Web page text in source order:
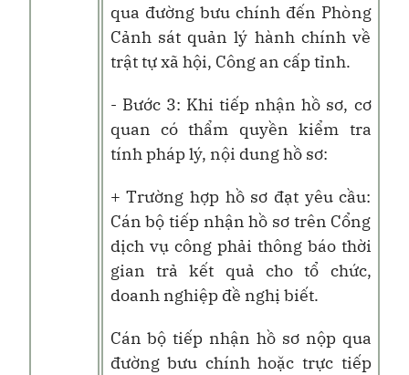
qua đường bưu chính đến Phòng
Cảnh sát quản lý hành chính về
trật tự xã hội, Công an cấp tỉnh.
- Bước 3: Khi tiếp nhận hồ sơ, cơ
quan có thẩm quyền kiểm tra
tính pháp lý, nội dung hồ sơ:
+ Trường hợp hồ sơ đạt yêu cầu:
Cán bộ tiếp nhận hồ sơ trên Cổng
dịch vụ công phải thông báo thời
gian trả kết quả cho tổ chức,
doanh nghiệp đề nghị biết.
Cán bộ tiếp nhận hồ sơ nộp qua
đường bưu chính hoặc trực tiếp